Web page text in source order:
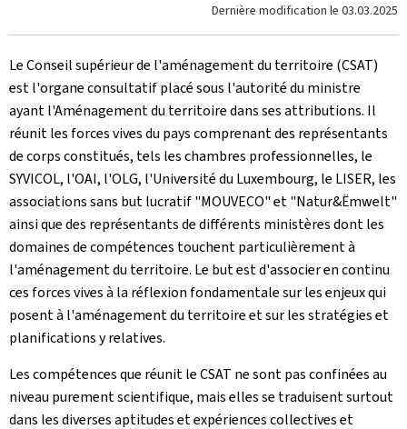
Dernière modification le 03.03.2025
Le Conseil supérieur de l'aménagement du territoire (CSAT)
est l'organe consultatif placé sous l'autorité du ministre
ayant l'Aménagement du territoire dans ses attributions. Il
réunit les forces vives du pays comprenant des représentants
de corps constitués, tels les chambres professionnelles, le
SYVICOL, l'OAI, l'OLG, l'Université du Luxembourg, le LISER, les
associations sans but lucratif "MOUVECO" et "Natur&Ëmwelt"
ainsi que des représentants de différents ministères dont les
domaines de compétences touchent particulièrement à
l'aménagement du territoire. Le but est d'associer en continu
ces forces vives à la réflexion fondamentale sur les enjeux qui
posent à l'aménagement du territoire et sur les stratégies et
planifications y relatives.
Les compétences que réunit le CSAT ne sont pas confinées au
niveau purement scientifique, mais elles se traduisent surtout
dans les diverses aptitudes et expériences collectives et